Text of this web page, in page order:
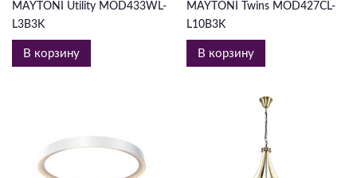
MAYTONI Utility MOD433WL-
L3B3K
В корзину
MAYTONI Twins MOD427CL-
L10B3K
В корзину